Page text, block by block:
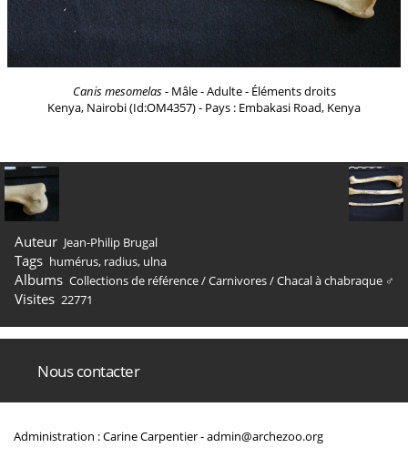
Canis mesomelas- Mâle - Adulte - Éléments droits
Kenya, Nairobi (Id:OM4357) - Pays : Embakasi Road, Kenya
Auteur Jean-Philip Brugal
Tags humérus, radius, ulna
Albums Collections de référence/Carnivores/Chacal à chabraque ♂
Visites 22771
Nous contacter
Administration : Carine Carpentier -admin@archezoo.org